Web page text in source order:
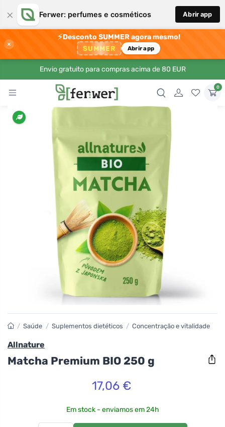
× Ferwer: perfumes e cosméticos Abrir app
×
⚡Desconto SUMMER agora mesmo!
SUMMER Abrir app
Envio gratuito para compras acima de 80 EUR
0
/ Saúde / Suplementos dietéticos / Concentração e vitalidade
Allnature
Matcha Premium BIO 250 g
17,06 €
Em stock - enviamos em 24h